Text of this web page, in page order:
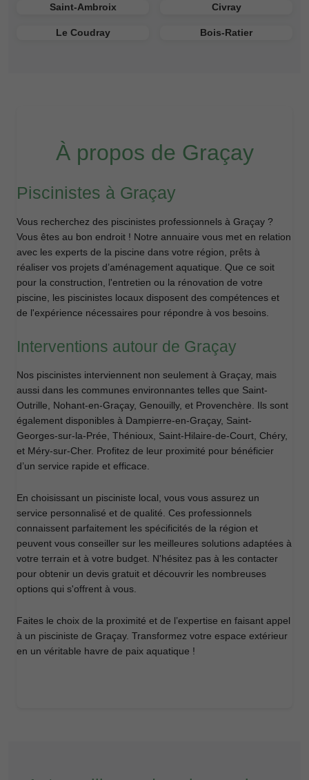
Saint-Ambroix Civray
Le Coudray Bois-Ratier
À propos de Graçay
Piscinistes à Graçay
Vous recherchez des piscinistes professionnels à Graçay ?
Vous êtes au bon endroit ! Notre annuaire vous met en relation
avec les experts de la piscine dans votre région, prêts à
réaliser vos projets d’aménagement aquatique. Que ce soit
pour la construction, l'entretien ou la rénovation de votre
piscine, les piscinistes locaux disposent des compétences et
de l'expérience nécessaires pour répondre à vos besoins.
Interventions autour de Graçay
Nos piscinistes interviennent non seulement à Graçay, mais
aussi dans les communes environnantes telles que Saint-
Outrille, Nohant-en-Graçay, Genouilly, et Provenchère. Ils sont
également disponibles à Dampierre-en-Graçay, Saint-
Georges-sur-la-Prée, Thénioux, Saint-Hilaire-de-Court, Chéry,
et Méry-sur-Cher. Profitez de leur proximité pour bénéficier
d’un service rapide et efficace.
En choisissant un pisciniste local, vous vous assurez un
service personnalisé et de qualité. Ces professionnels
connaissent parfaitement les spécificités de la région et
peuvent vous conseiller sur les meilleures solutions adaptées à
votre terrain et à votre budget. N'hésitez pas à les contacter
pour obtenir un devis gratuit et découvrir les nombreuses
options qui s'offrent à vous.
Faites le choix de la proximité et de l’expertise en faisant appel
à un pisciniste de Graçay. Transformez votre espace extérieur
en un véritable havre de paix aquatique !